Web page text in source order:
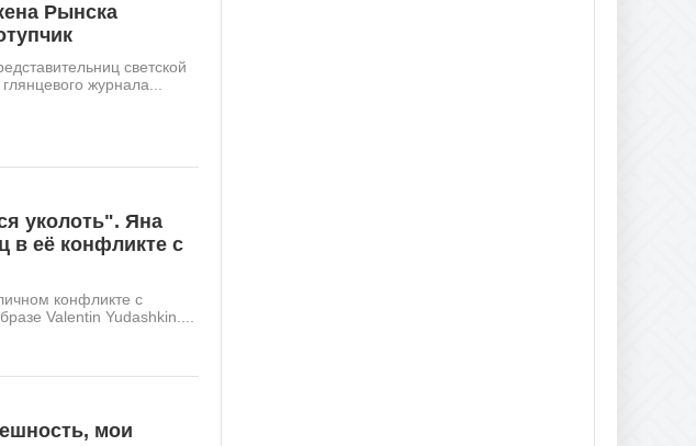
Рынска
светской
журнала...
уколоть". Яна
в её конфликте с
конфликте с
Valentin Yudashkin....
мои